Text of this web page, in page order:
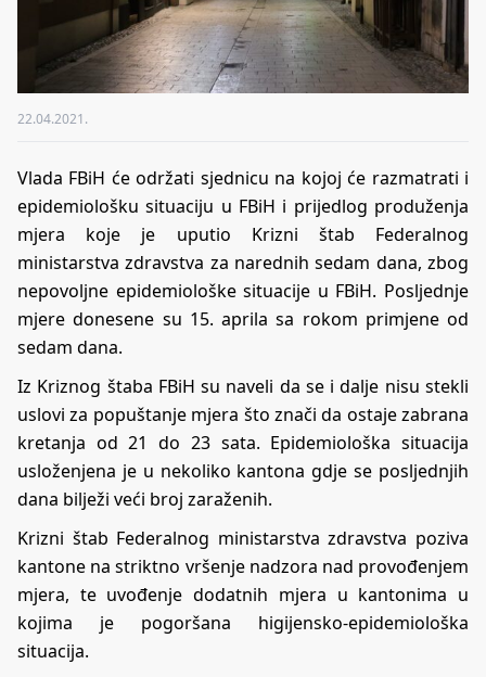
22.04.2021.
Vlada FBiH će održati sjednicu na kojoj će razmatrati i
epidemiološku situaciju u FBiH i prijedlog produženja
mjera koje je uputio Krizni štab Federalnog
ministarstva zdravstva za narednih sedam dana, zbog
nepovoljne epidemiološke situacije u FBiH. Posljednje
mjere donesene su 15. aprila sa rokom primjene od
sedam dana.
Iz Kriznog štaba FBiH su naveli da se i dalje nisu stekli
uslovi za popuštanje mjera što znači da ostaje zabrana
kretanja od 21 do 23 sata. Epidemiološka situacija
usloženjena je u nekoliko kantona gdje se posljednjih
dana bilježi veći broj zaraženih.
Krizni štab Federalnog ministarstva zdravstva poziva
kantone na striktno vršenje nadzora nad provođenjem
mjera, te uvođenje dodatnih mjera u kantonima u
kojima je pogoršana higijensko-epidemiološka
situacija.